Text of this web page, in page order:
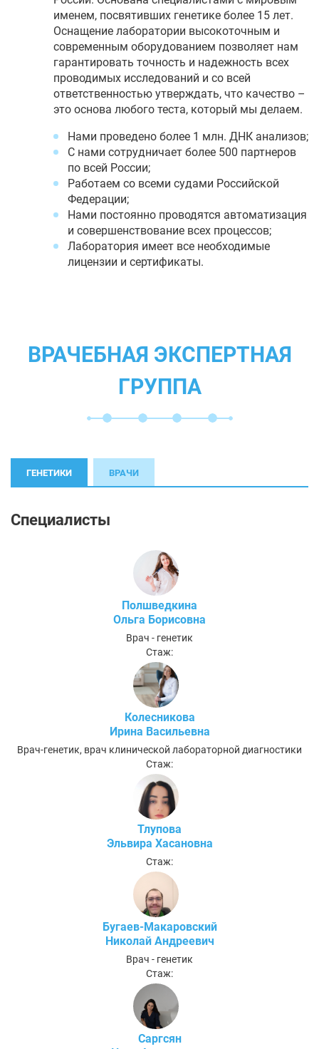
именем, посвятивших генетике более 15 лет.
Оснащение лаборатории высокоточным и
современным оборудованием позволяет нам
гарантировать точность и надежность всех
проводимых исследований и со всей
ответственностью утверждать, что качество –
это основа любого теста, который мы делаем.
Нами проведено более 1 млн. ДНК анализов;
С нами сотрудничает более 500 партнеров
по всей России;
Работаем со всеми судами Российской
Федерации;
Нами постоянно проводятся автоматизация
и совершенствование всех процессов;
Лаборатория имеет все необходимые
лицензии и сертификаты.
ВРАЧЕБНАЯ ЭКСПЕРТНАЯ
ГРУППА
ГЕНЕТИКИ ВРАЧИ
Специалисты
Полшведкина
Ольга Борисовна
Врач - генетик
Стаж:
Колесникова
Ирина Васильевна
Врач-генетик, врач клинической лабораторной диагностики
Стаж:
Тлупова
Эльвира Хасановна
Стаж:
Бугаев-Макаровский
Николай Андреевич
Врач - генетик
Стаж:
Саргсян